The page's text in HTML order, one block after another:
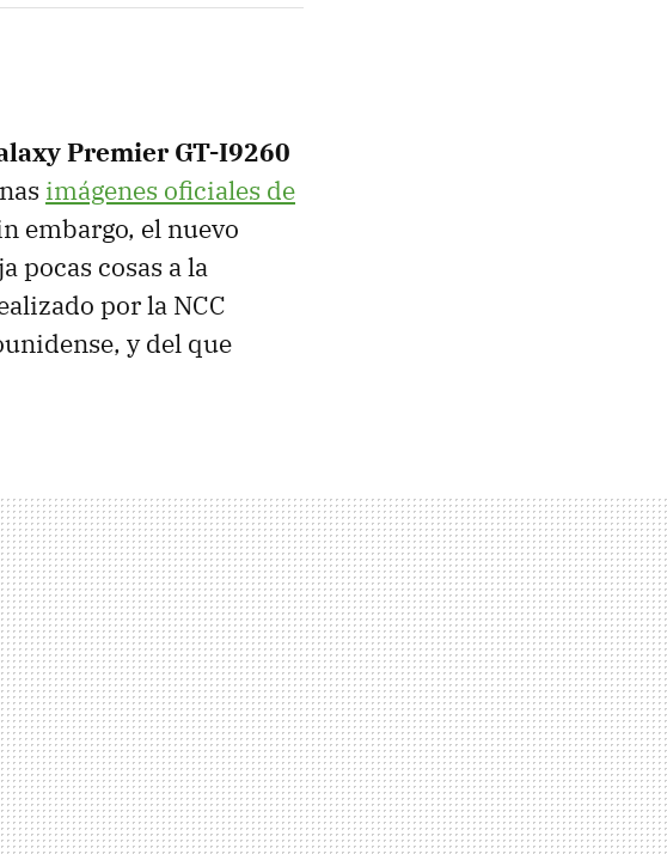
Premier GT-I9260
imágenes oficiales de
embargo, el nuevo
pocas cosas a la
por la NCC
y del que